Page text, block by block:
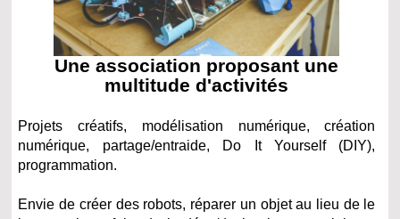
Une association proposant une
multitude d'activités
Projets créatifs, modélisation numérique, création
numérique, partage/entraide, Do It Yourself (DIY),
programmation.
Envie de créer des robots, réparer un objet au lieu de le